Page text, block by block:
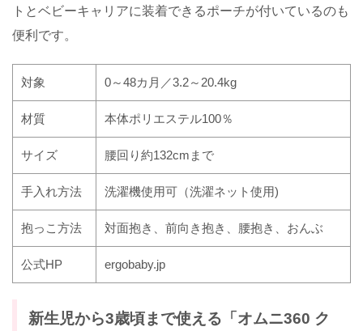
トとベビーキャリアに装着できるポーチが付いているのも
便利です。
対象 0～48カ月／3.2～ 20.4kg
材質 本体ポリエステル100％
サイズ 腰回り約132cm まで
手入れ方法 洗濯機使用可（洗濯ネット使用)
抱っこ方法 対面抱き、前向き抱き、腰抱き、おんぶ
公式HP ergobaby.jp
新生児から3歳頃まで使える「オムニ360 ク